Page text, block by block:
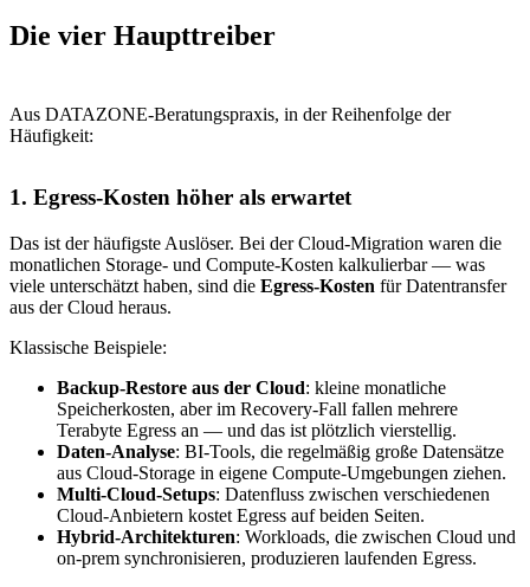
Die vier Haupttreiber
Aus DATAZONE-Beratungspraxis, in der Reihenfolge der
Häufigkeit:
1. Egress-Kosten höher als erwartet
Das ist der häufigste Auslöser. Bei der Cloud-Migration waren die
monatlichen Storage- und Compute-Kosten kalkulierbar — was
viele unterschätzt haben, sind die Egress-Kosten für Datentransfer
aus der Cloud heraus.
Klassische Beispiele:
Backup-Restore aus der Cloud: kleine monatliche
Speicherkosten, aber im Recovery-Fall fallen mehrere
Terabyte Egress an — und das ist plötzlich vierstellig.
Daten-Analyse: BI-Tools, die regelmäßig große Datensätze
aus Cloud-Storage in eigene Compute-Umgebungen ziehen.
Multi-Cloud-Setups: Datenfluss zwischen verschiedenen
Cloud-Anbietern kostet Egress auf beiden Seiten.
Hybrid-Architekturen: Workloads, die zwischen Cloud und
on-prem synchronisieren, produzieren laufenden Egress.